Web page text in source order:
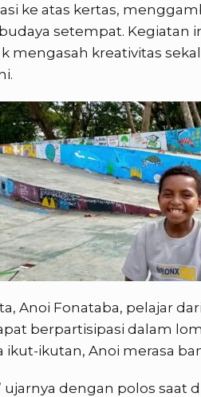
ke atas kertas,
setempat. Kegiatan
mengasah kreativitas
Anoi Fonataba, pelajar
berpartisipasi dalam
ikut-ikutan, Anoi merasa
ujarnya dengan polos saat